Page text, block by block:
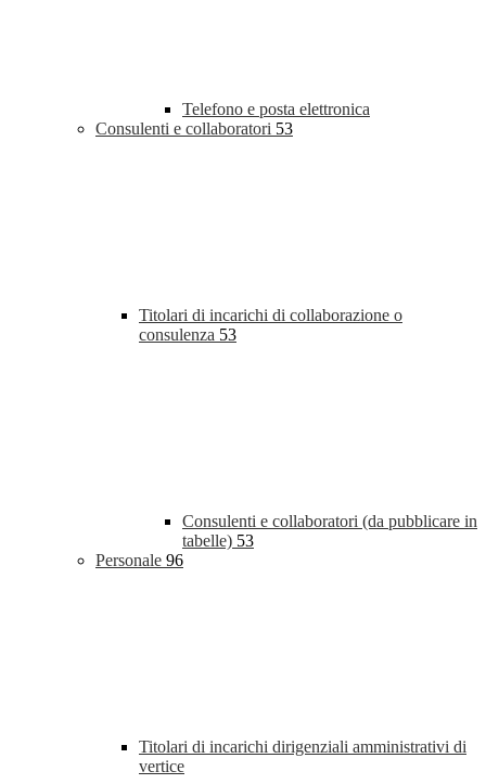
Telefono e posta elettronica
Consulenti e collaboratori 53
Titolari di incarichi di collaborazione o
consulenza 53
Consulenti e collaboratori (da pubblicare in
tabelle) 53
Personale 96
Titolari di incarichi dirigenziali amministrativi di
vertice